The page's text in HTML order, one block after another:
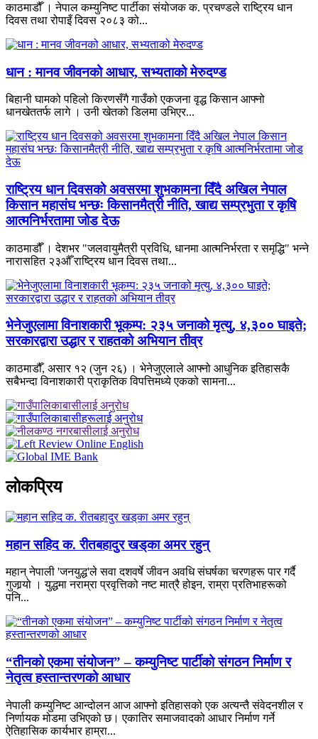
काठमाडौँ । नेपाल कम्युनिष्ट पार्टीका संयोजक क. प्रचण्डले राष्ट्रिय धान
दिवस तथा रोपाइँ दिवस २०८३ को...
धान : मानव जीवनको आधार, सभ्यताको मेरुदण्ड
बिहानी घामको पहिलो किरणसँगै गाउँको एकजना वृद्ध किसान आफ्नो
धानखेततर्फ लागे । उनी खेतको डिलमा उभिएर...
राष्ट्रिय धान दिवसको अवसरमा शुभकामना दिँदै अखिल नेपाल
किसान महासंघ भन्छः किसानमैत्री नीति, खाद्य सम्प्रभुता र कृषि
आत्मनिर्भरतामा जोड देऊ
काठमाडौँ । देशभर "जलवायुमैत्री प्रविधि, धानमा आत्मनिर्भरता र समृद्धि" भन्ने
नारासहित २३औँ राष्ट्रिय धान दिवस तथा...
भेनेजुएलामा विनाशकारी भूकम्प: २३५ जनाको मृत्यु, ४,३०० घाइते;
सरकारद्वारा उद्धार र राहतको अभियान तीव्र
काठमाडौँ, असार १२ (जुन २६) । भेनेजुएलाले आफ्नो आधुनिक इतिहासकै
सबैभन्दा विनाशकारी प्राकृतिक विपत्तिमध्ये एकको सामना...
लाेकप्रिय
महान सहिद क. रीतबहादुर खड्‌का अमर रहुन्
महान् नेपाली 'जनयुद्ध'ले सवा दशवर्षे जीवन अवधि संघर्षका चरणहरू पार गर्दै
गुजार्‍यो । युद्धमा नराम्रा प्रवृत्तिको नष्ट मात्रै होइन, राम्रा प्रतिभाहरूको
पनि...
“तीनको एकमा संयोजन” – कम्युनिष्ट पार्टीको संगठन निर्माण र
नेतृत्व हस्तान्तरणको आधार
नेपाली कम्युनिष्ट आन्दोलन आज आफ्नो इतिहासको एक अत्यन्तै संवेदनशील र
निर्णायक मोडमा उभिएको छ। एकातिर समाजवादको आधार निर्माण गर्ने
ऐतिहासिक कार्यभार हाम्रा...